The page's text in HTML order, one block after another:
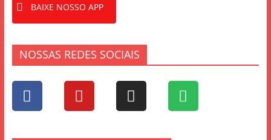
BAIXE NOSSO APP
NOSSAS REDES SOCIAIS